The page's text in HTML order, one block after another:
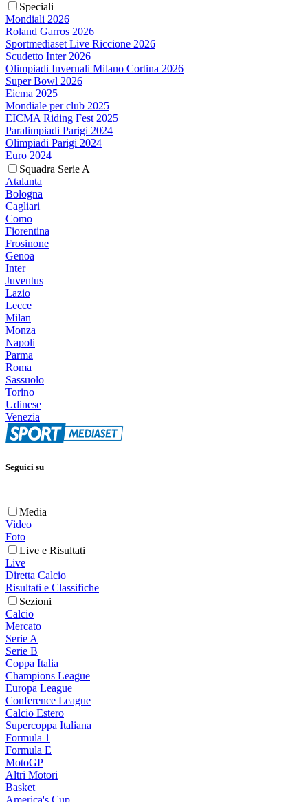
Speciali
Mondiali 2026
Roland Garros 2026
Sportmediaset Live Riccione 2026
Scudetto Inter 2026
Olimpiadi Invernali Milano Cortina 2026
Super Bowl 2026
Eicma 2025
Mondiale per club 2025
EICMA Riding Fest 2025
Paralimpiadi Parigi 2024
Olimpiadi Parigi 2024
Euro 2024
Squadra Serie A
Atalanta
Bologna
Cagliari
Como
Fiorentina
Frosinone
Genoa
Inter
Juventus
Lazio
Lecce
Milan
Monza
Napoli
Parma
Roma
Sassuolo
Torino
Udinese
Venezia
Seguici su
Media
Video
Foto
Live e Risultati
Live
Diretta Calcio
Risultati e Classifiche
Sezioni
Calcio
Mercato
Serie A
Serie B
Coppa Italia
Champions League
Europa League
Conference League
Calcio Estero
Supercoppa Italiana
Formula 1
Formula E
MotoGP
Altri Motori
Basket
America's Cup